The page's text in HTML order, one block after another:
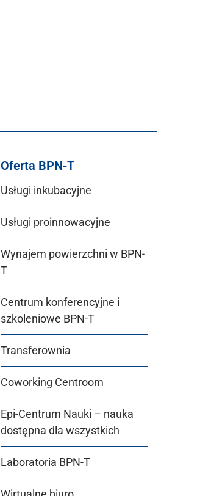
Oferta BPN-T
Usługi inkubacyjne
Usługi proinnowacyjne
Wynajem powierzchni w BPN-
T
Centrum konferencyjne i
szkoleniowe BPN-T
Transferownia
Coworking Centroom
Epi-Centrum Nauki – nauka
dostępna dla wszystkich
Laboratoria BPN-T